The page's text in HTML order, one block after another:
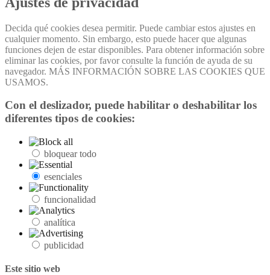
Box
Decida qué cookies desea permitir. Puede cambiar estos ajustes en
cualquier momento. Sin embargo, esto puede hacer que algunas
funciones dejen de estar disponibles. Para obtener información sobre
eliminar las cookies, por favor consulte la función de ayuda de su
navegador. MÁS INFORMACIÓN SOBRE LAS COOKIES QUE
USAMOS.
Con el deslizador, puede habilitar o deshabilitar los
diferentes tipos de cookies:
bloquear todo
esenciales
funcionalidad
analítica
publicidad
Este sitio web